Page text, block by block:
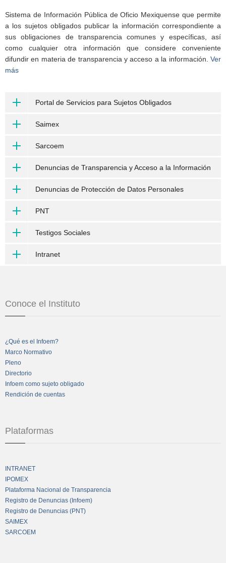
Sistema de Información Pública de Oficio Mexiquense que permite
a los sujetos obligados publicar la información correspondiente a
sus obligaciones de transparencia comunes y específicas, así
como cualquier otra información que considere conveniente
difundir en materia de transparencia y acceso a la información. Ver
más
Portal de Servicios para Sujetos Obligados
Saimex
Sarcoem
Denuncias de Transparencia y Acceso a la Información
Denuncias de Protección de Datos Personales
PNT
Testigos Sociales
Intranet
Conoce el Instituto
¿Qué es el Infoem?
Marco Normativo
Pleno
Directorio
Infoem como sujeto obligado
Rendición de cuentas
Plataformas
INTRANET
IPOMEX
Plataforma Nacional de Transparencia
Registro de Denuncias (Infoem)
Registro de Denuncias (PNT)
SAIMEX
SARCOEM